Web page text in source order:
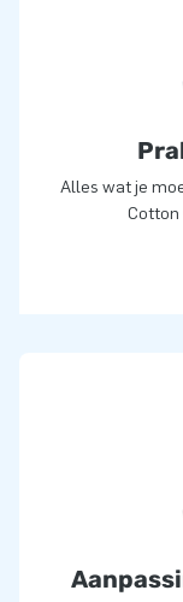
Alles wat je
Cotton